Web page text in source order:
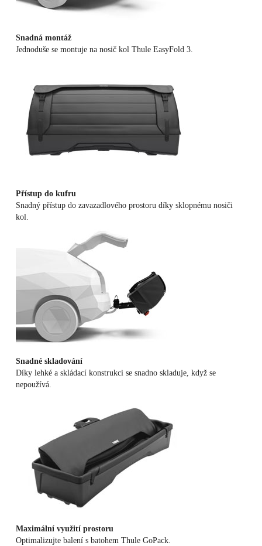
Snadná montáž
Jednoduše se montuje na nosič kol Thule EasyFold 3.
Přístup do kufru
Snadný přístup do zavazadlového prostoru díky sklopnému nosiči
kol.
Snadné skladování
Díky lehké a skládací konstrukci se snadno skladuje, když se
nepoužívá.
Maximální využití prostoru
Optimalizujte balení s batohem Thule GoPack.